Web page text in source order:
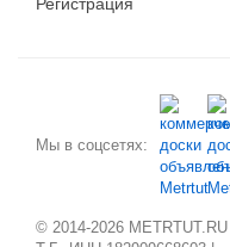
Регистрация
Мы в соцсетях:
© 2014-2026